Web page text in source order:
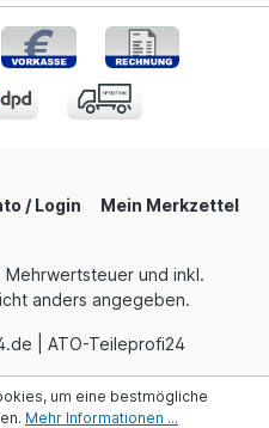
/ Login Mein Merkzettel
und inkl.
anders angegeben.
| ATO-Teileprofi24
um eine bestmögliche
Mehr Informationen ...